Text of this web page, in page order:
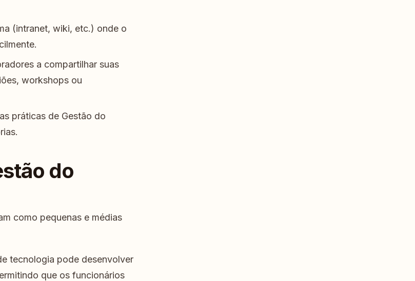
(intranet, wiki, etc.) onde o
a compartilhar suas
workshops ou
práticas de Gestão do
do
como pequenas e médias
tecnologia pode desenvolver
que os funcionários